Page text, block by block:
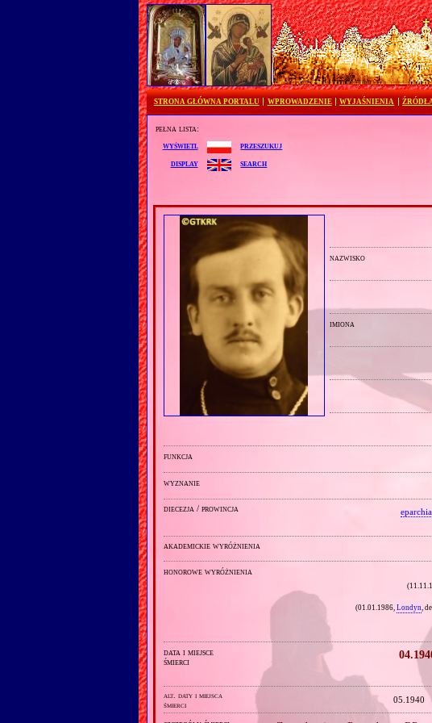
STRONA GŁÓWNA PORTALU WPROWADZENIE WYJAŚNIENIA
pełna lista:
wyświetl
przeszukuj
display
search
nazwisko
imiona
funkcja
wyznanie
diecezja / prowincja
akademickie wyróżnienia
honorowe wyróżnienia
(01.01.1986, Londyn ,
data i miejsce
śmierci
alt. daty i miejsca
śmierci
05.1940